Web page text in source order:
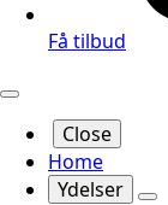
Få tilbud
Close
Home
Ydelser